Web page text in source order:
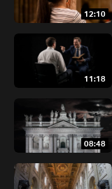
12:10
11:18
08:48